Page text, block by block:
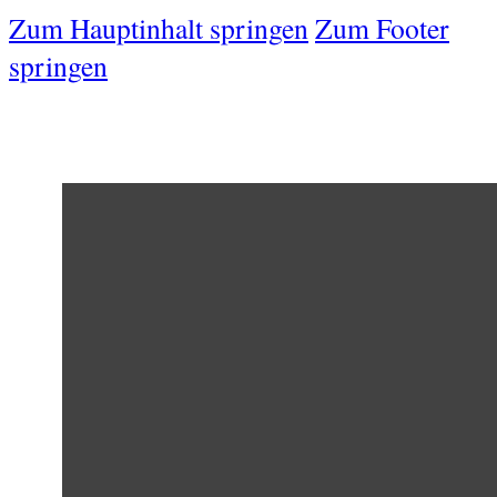
Zum Hauptinhalt springenZum Footer
springen